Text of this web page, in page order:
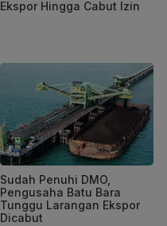
Ekspor Hingga Cabut Izin
Sudah Penuhi DMO,
Pengusaha Batu Bara
Tunggu Larangan Ekspor
Dicabut